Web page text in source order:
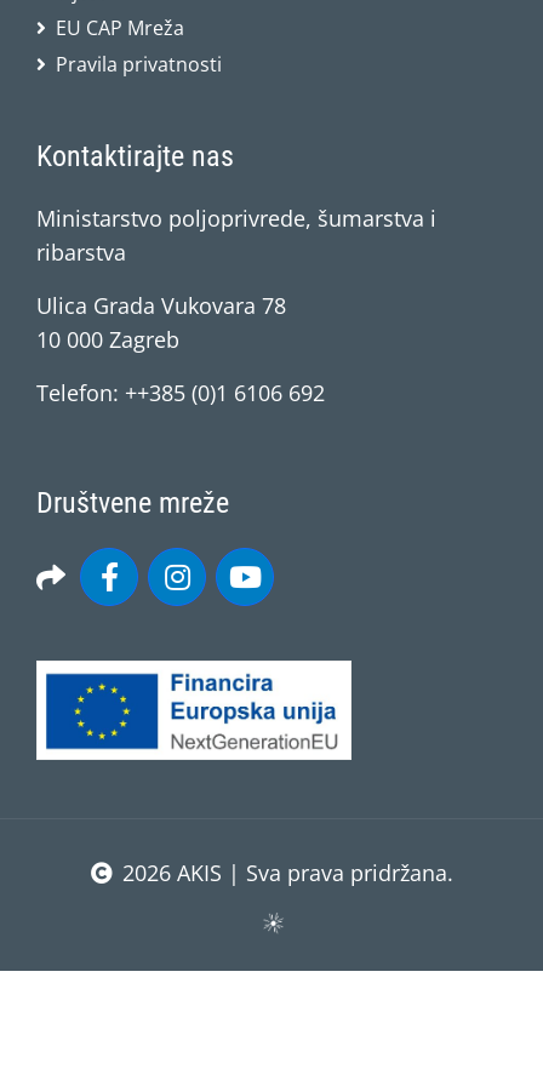
EU CAP Mreža
Pravila privatnosti
Kontaktirajte nas
Ministarstvo poljoprivrede, šumarstva i
ribarstva
Ulica Grada Vukovara 78
10 000 Zagreb
Telefon: ++385 (0)1 6106 692
Društvene mreže
2026 AKIS | Sva prava pridržana.